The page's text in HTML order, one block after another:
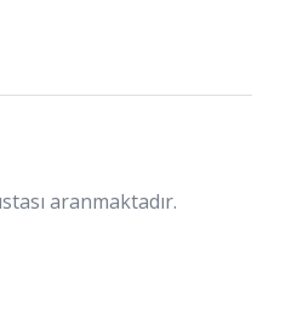
aranmaktadır.